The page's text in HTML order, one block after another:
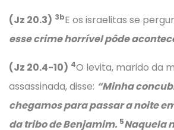
(Jz 20.3) 3bE os israelitas se
esse crime horrível pôde
(Jz 20.4-10) 4O levita, marido da
assassinada, disse: “Minha
chegamos para passar a noite
da tribo de Benjamim. 5Naquela